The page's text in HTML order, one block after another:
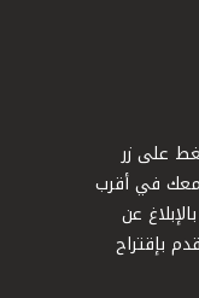
على زر
معك في أقرب
عن
بإقتراح